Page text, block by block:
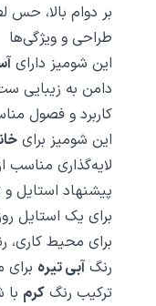
بر دوام بالا،
طراحی و ویژگی‌ها
این شومیز دارای
دامن به زیبایی
کاربرد و فصول
این شومیز برای
لایه‌گذاری مناسب
پیشنهاد استایل
برای یک استایل
برای محیط کاری،
رنگ آبی تیره
ترکیب رنگ کرم